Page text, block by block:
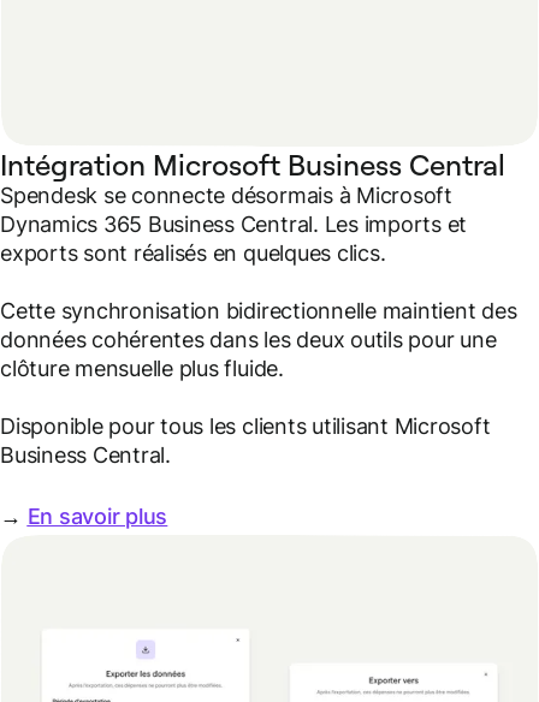
Intégration Microsoft Business Central
Spendesk se connecte désormais à Microsoft
Dynamics 365 Business Central. Les imports et
exports sont réalisés en quelques clics.
Cette synchronisation bidirectionnelle maintient des
données cohérentes dans les deux outils pour une
clôture mensuelle plus fluide.
Disponible pour tous les clients utilisant Microsoft
Business Central.
→ En savoir plus